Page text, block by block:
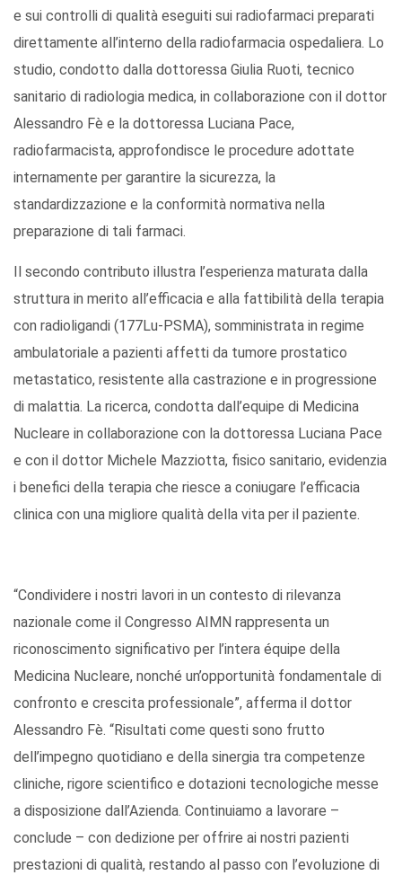
e sui controlli di qualità eseguiti sui radiofarmaci preparati
direttamente all’interno della radiofarmacia ospedaliera. Lo
studio, condotto dalla dottoressa Giulia Ruoti, tecnico
sanitario di radiologia medica, in collaborazione con il dottor
Alessandro Fè e la dottoressa Luciana Pace,
radiofarmacista, approfondisce le procedure adottate
internamente per garantire la sicurezza, la
standardizzazione e la conformità normativa nella
preparazione di tali farmaci.
Il secondo contributo illustra l’esperienza maturata dalla
struttura in merito all’efficacia e alla fattibilità della terapia
con radioligandi (177Lu-PSMA), somministrata in regime
ambulatoriale a pazienti affetti da tumore prostatico
metastatico, resistente alla castrazione e in progressione
di malattia. La ricerca, condotta dall’equipe di Medicina
Nucleare in collaborazione con la dottoressa Luciana Pace
e con il dottor Michele Mazziotta, fisico sanitario, evidenzia
i benefici della terapia che riesce a coniugare l’efficacia
clinica con una migliore qualità della vita per il paziente.
“Condividere i nostri lavori in un contesto di rilevanza
nazionale come il Congresso AIMN rappresenta un
riconoscimento significativo per l’intera équipe della
Medicina Nucleare, nonché un’opportunità fondamentale di
confronto e crescita professionale”, afferma il dottor
Alessandro Fè. “Risultati come questi sono frutto
dell’impegno quotidiano e della sinergia tra competenze
cliniche, rigore scientifico e dotazioni tecnologiche messe
a disposizione dall’Azienda. Continuiamo a lavorare –
conclude – con dedizione per offrire ai nostri pazienti
prestazioni di qualità, restando al passo con l’evoluzione di